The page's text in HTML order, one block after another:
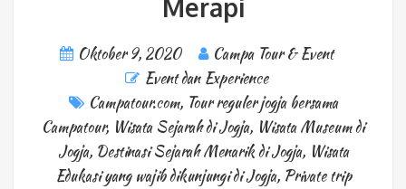
Merapi
Oktober 9, 2020
Campa Tour & Event
Event dan Experience
Campatour.com, Tour reguler jogja bersama
Campatour, Wisata Sejarah di Jogja, Wisata Museum di
Jogja, Destinasi Sejarah Menarik di Jogja, Wisata
Edukasi yang wajib dikunjungi di Jogja, Private trip